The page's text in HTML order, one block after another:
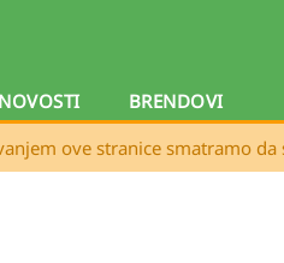
BRENDOVI
ove stranice smatramo da